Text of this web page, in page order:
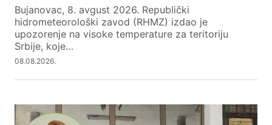
Bujanovac, 8. avgust 2026. Republički
hidrometeorološki zavod (RHMZ) izdao je
upozorenje na visoke temperature za teritoriju
Srbije, koje…
08.08.2026.